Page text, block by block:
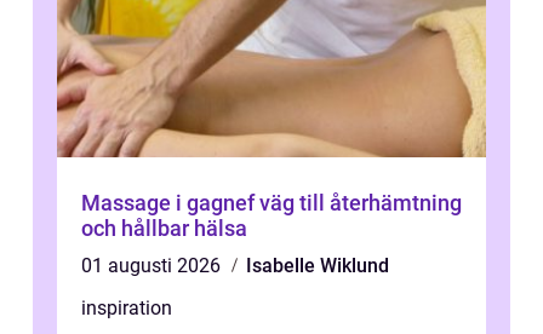
Massage i gagnef väg till återhämtning
och hållbar hälsa
01 augusti 2026
Isabelle Wiklund
inspiration